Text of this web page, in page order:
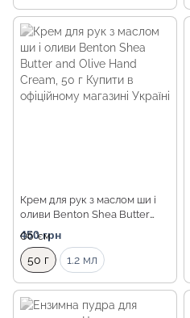
Крем для рук з маслом ши і
оливи Benton Shea Butter
and Olive Hand Cream, 50 г
450 грн
Об `єм
50 г 1.2 мл